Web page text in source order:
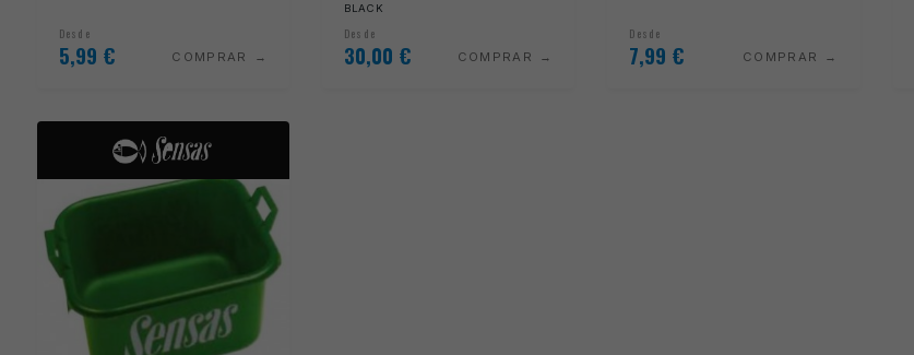
Desde
5,99 € COMPRAR
BLACK
Desde
30,00 € COMPRAR
Desde
7,99 € COMPRAR